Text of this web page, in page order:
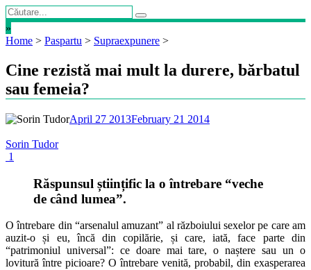
»
Home > Paspartu > Supraexpunere >
Cine rezistă mai mult la durere, bărbatul
sau femeia?
April 27 2013February 21 2014
Sorin Tudor
1
Răspunsul științific la o întrebare “veche
de când lumea”.
O întrebare din “arsenalul amuzant” al războiului sexelor pe care am
auzit-o și eu, încă din copilărie, și care, iată, face parte din
“patrimoniul universal”: ce doare mai tare, o naștere sau un o
lovitură între picioare? O întrebare venită, probabil, din exasperarea